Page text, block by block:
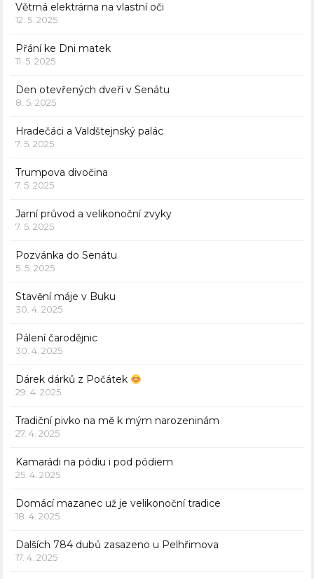
Větrná elektrárna na vlastní oči
12. 5. 2025
Přání ke Dni matek
11. 5. 2025
Den otevřených dveří v Senátu
8. 5. 2025
Hradečáci a Valdštejnský palác
7. 5. 2025
Trumpova divočina
7. 5. 2025
Jarní průvod a velikonoční zvyky
7. 5. 2025
Pozvánka do Senátu
5. 5. 2025
Stavění máje v Buku
30. 4. 2025
Pálení čarodějnic
30. 4. 2025
Dárek dárků z Počátek
29. 4. 2025
Tradiční pivko na mě k mým narozeninám
27. 4. 2025
Kamarádi na pódiu i pod pódiem
25. 4. 2025
Domácí mazanec už je velikonoční tradice
18. 4. 2025
Dalších 784 dubů zasazeno u Pelhřimova
17. 4. 2025